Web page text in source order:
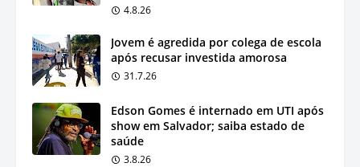
4.8.26
Jovem é agredida por colega de escola
após recusar investida amorosa
31.7.26
Edson Gomes é internado em UTI após
show em Salvador; saiba estado de
saúde
3.8.26